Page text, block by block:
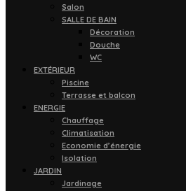
Salon
SALLE DE BAIN
Décoration
Douche
WC
EXTÉRIEUR
Piscine
Terrasse et balcon
ENERGIE
Chauffage
Climatisation
Economie d’énergie
Isolation
JARDIN
Jardinage